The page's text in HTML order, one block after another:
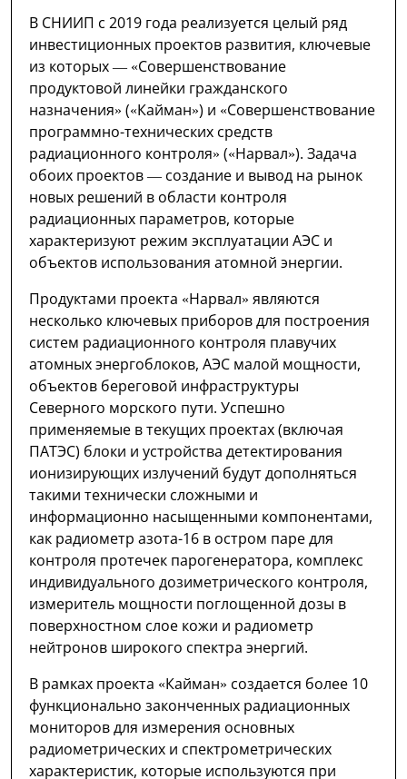
В СНИИП с 2019 года реализуется целый ряд
инвестиционных проектов развития, ключевые
из которых — «Совершенствование
продуктовой линейки гражданского
назначения» («Кайман») и «Совершенствование
программно-технических средств
радиационного контроля» («Нарвал»). Задача
обоих проектов — создание и вывод на рынок
новых решений в области контроля
радиационных параметров, которые
характеризуют режим эксплуатации АЭС и
объектов использования атомной энергии.
Продуктами проекта «Нарвал» являются
несколько ключевых приборов для построения
систем радиационного контроля плавучих
атомных энергоблоков, АЭС малой мощности,
объектов береговой инфраструктуры
Северного морского пути. Успешно
применяемые в текущих проектах (включая
ПАТЭС) блоки и устройства детектирования
ионизирующих излучений будут дополняться
такими технически сложными и
информационно насыщенными компонентами,
как радиометр азота-16 в остром паре для
контроля протечек парогенератора, комплекс
индивидуального дозиметрического контроля,
измеритель мощности поглощенной дозы в
поверхностном слое кожи и радиометр
нейтронов широкого спектра энергий.
В рамках проекта «Кайман» создается более 10
функционально законченных радиационных
мониторов для измерения основных
радиометрических и спектрометрических
характеристик, которые используются при